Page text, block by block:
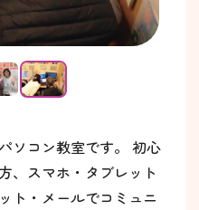
ソコン教室です。 初心
、スマホ・タブレット
ト・メールでコミュニ